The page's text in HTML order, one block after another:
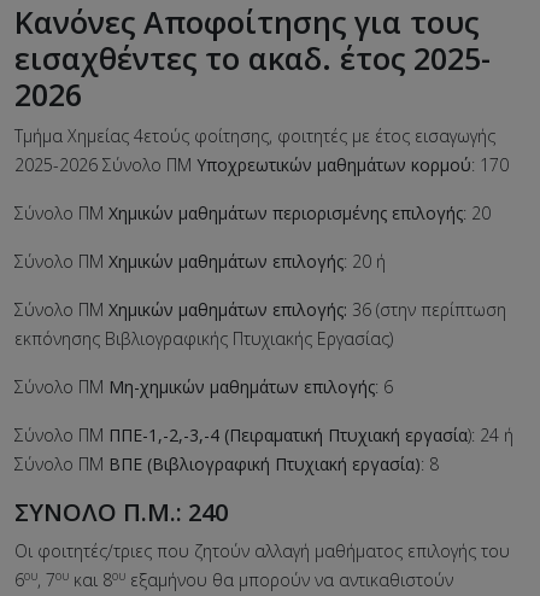
Κανόνες Αποφοίτησης για τους
εισαχθέντες το ακαδ. έτος 2025-
2026
Τμήμα Χημείας 4ετούς φοίτησης, φοιτητές με έτος εισαγωγής
2025-2026 Σύνολο ΠΜ Υποχρεωτικών μαθημάτων κορμού: 170
Σύνολο ΠΜ Χημικών μαθημάτων περιορισμένης επιλογής: 20
Σύνολο ΠΜ Χημικών μαθημάτων επιλογής: 20 ή
Σύνολο ΠΜ Χημικών μαθημάτων επιλογής: 36 (στην περίπτωση
εκπόνησης Βιβλιογραφικής Πτυχιακής Εργασίας)
Σύνολο ΠΜ Μη-χημικών μαθημάτων επιλογής: 6
Σύνολο ΠΜ ΠΠΕ-1,-2,-3,-4 (Πειραματική Πτυχιακή εργασία): 24 ή
Σύνολο ΠΜ BΠΕ (Βιβλιογραφική Πτυχιακή εργασία): 8
ΣΥΝΟΛΟ Π.Μ.: 240
Οι φοιτητές/τριες που ζητούν αλλαγή μαθήματος επιλογής του
6ου, 7ου και 8ου εξαμήνου θα μπορούν να αντικαθιστούν